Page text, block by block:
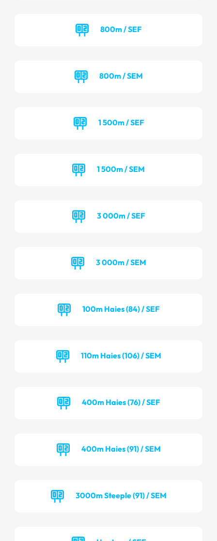
800m / SEF
800m / SEM
1 500m / SEF
1 500m / SEM
3 000m / SEF
3 000m / SEM
100m Haies (84) / SEF
110m Haies (106) / SEM
400m Haies (76) / SEF
400m Haies (91) / SEM
3000m Steeple (91) / SEM